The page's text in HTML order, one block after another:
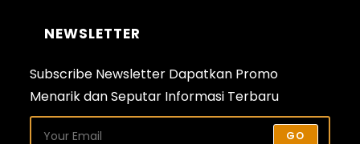
NEWSLETTER
Subscribe Newsletter Dapatkan Promo
Menarik dan Seputar Informasi Terbaru
GO